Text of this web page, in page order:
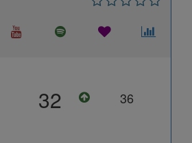
32 36